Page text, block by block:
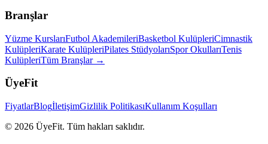
Branşlar
Yüzme KurslarıFutbol AkademileriBasketbol KulüpleriCimnastik
KulüpleriKarate KulüpleriPilates StüdyolarıSpor OkullarıTenis
KulüpleriTüm Branşlar →
ÜyeFit
FiyatlarBlogİletişimGizlilik PolitikasıKullanım Koşulları
© 2026 ÜyeFit. Tüm hakları saklıdır.